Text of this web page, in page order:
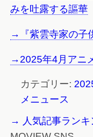
みを吐露する謳華
→『紫雲寺家の子
→2025年4月アニ
カテゴリー:
メニュース
→ 人気記事ランキ